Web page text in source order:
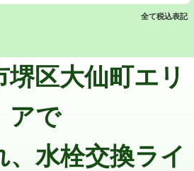
め戻し作業） 11,000円~
） 66,000円
10㎝超え）
まで） 27,500円
超え +3,300円
理・清掃・修
11,000円
全て税込表記
堺区大仙町エリ
アで
、水栓交換ライ